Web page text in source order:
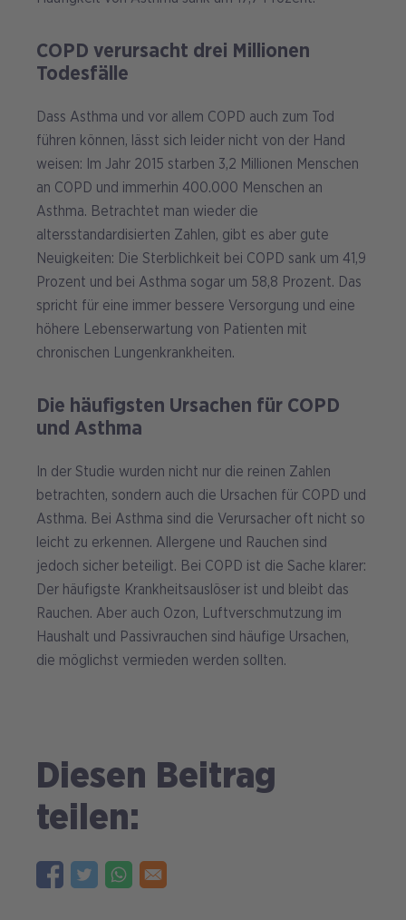
COPD verursacht drei Millionen
Todesfälle
Dass Asthma und vor allem COPD auch zum Tod
führen können, lässt sich leider nicht von der Hand
weisen: Im Jahr 2015 starben 3,2 Millionen Menschen
an COPD und immerhin 400.000 Menschen an
Asthma. Betrachtet man wieder die
altersstandardisierten Zahlen, gibt es aber gute
Neuigkeiten: Die Sterblichkeit bei COPD sank um 41,9
Prozent und bei Asthma sogar um 58,8 Prozent. Das
spricht für eine immer bessere Versorgung und eine
höhere Lebenserwartung von Patienten mit
chronischen Lungenkrankheiten.
Die häufigsten Ursachen für COPD
und Asthma
In der Studie wurden nicht nur die reinen Zahlen
betrachten, sondern auch die Ursachen für COPD und
Asthma. Bei Asthma sind die Verursacher oft nicht so
leicht zu erkennen. Allergene und Rauchen sind
jedoch sicher beteiligt. Bei COPD ist die Sache klarer:
Der häufigste Krankheitsauslöser ist und bleibt das
Rauchen. Aber auch Ozon, Luftverschmutzung im
Haushalt und Passivrauchen sind häufige Ursachen,
die möglichst vermieden werden sollten.
Diesen Beitrag
teilen: